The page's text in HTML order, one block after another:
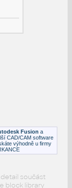
Fusion a
CAD/CAM software
výhodně u firmy
součást
block library